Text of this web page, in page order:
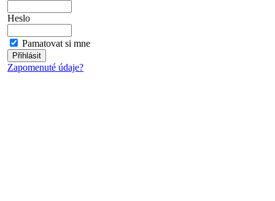
Heslo
Pamatovat si mne
Zapomenuté údaje?